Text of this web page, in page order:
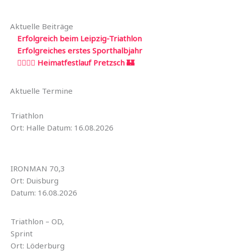
Aktuelle Beiträge
Erfolgreich beim Leipzig-Triathlon
Erfolgreiches erstes Sporthalbjahr
🏃‍♂️🏃‍♀️ Heimatfestlauf Pretzsch 🏰
Aktuelle Termine
Triathlon
Ort: Halle Datum: 16.08.2026
IRONMAN 70,3
Ort: Duisburg
Datum: 16.08.2026
Triathlon – OD,
Sprint
Ort: Löderburg